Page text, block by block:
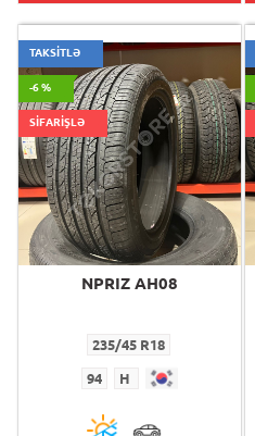
TAKSİTLƏ
-6 %
SİFARİŞLƏ
NPRIZ AH08
235/45 R18
94 H